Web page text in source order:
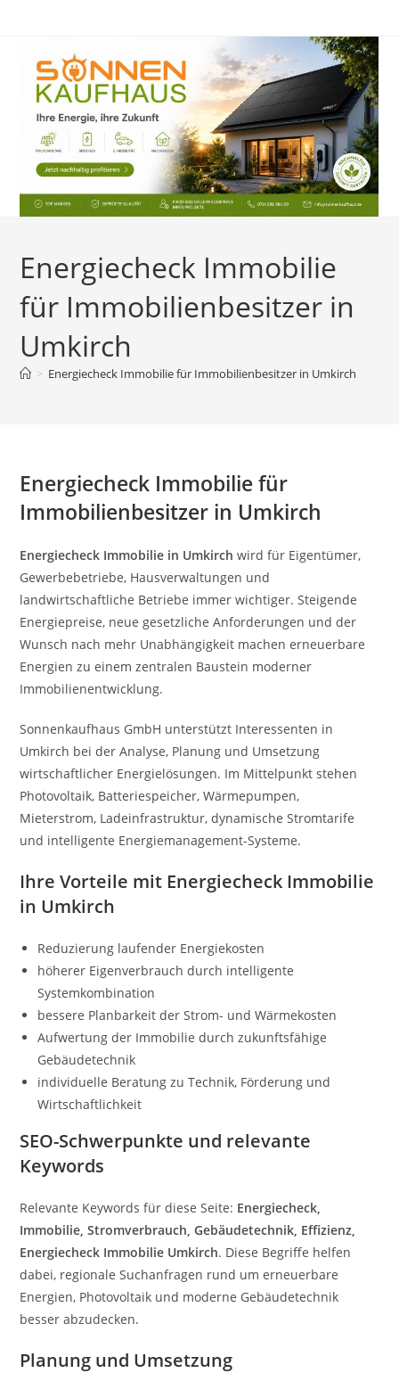
Energiecheck Immobilie
für Immobilienbesitzer in
Umkirch
> Energiecheck Immobilie für Immobilienbesitzer in Umkirch
Energiecheck Immobilie für
Immobilienbesitzer in Umkirch
Energiecheck Immobilie in Umkirch wird für Eigentümer,
Gewerbebetriebe, Hausverwaltungen und
landwirtschaftliche Betriebe immer wichtiger. Steigende
Energiepreise, neue gesetzliche Anforderungen und der
Wunsch nach mehr Unabhängigkeit machen erneuerbare
Energien zu einem zentralen Baustein moderner
Immobilienentwicklung.
Sonnenkaufhaus GmbH unterstützt Interessenten in
Umkirch bei der Analyse, Planung und Umsetzung
wirtschaftlicher Energielösungen. Im Mittelpunkt stehen
Photovoltaik, Batteriespeicher, Wärmepumpen,
Mieterstrom, Ladeinfrastruktur, dynamische Stromtarife
und intelligente Energiemanagement-Systeme.
Ihre Vorteile mit Energiecheck Immobilie
in Umkirch
Reduzierung laufender Energiekosten
höherer Eigenverbrauch durch intelligente
Systemkombination
bessere Planbarkeit der Strom- und Wärmekosten
Aufwertung der Immobilie durch zukunftsfähige
Gebäudetechnik
individuelle Beratung zu Technik, Förderung und
Wirtschaftlichkeit
SEO-Schwerpunkte und relevante
Keywords
Relevante Keywords für diese Seite: Energiecheck,
Immobilie, Stromverbrauch, Gebäudetechnik, Effizienz,
Energiecheck Immobilie Umkirch. Diese Begriffe helfen
dabei, regionale Suchanfragen rund um erneuerbare
Energien, Photovoltaik und moderne Gebäudetechnik
besser abzudecken.
Planung und Umsetzung